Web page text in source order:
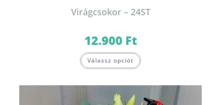
Virágcsokor – 24ST
12.900 Ft
Válassz opciót